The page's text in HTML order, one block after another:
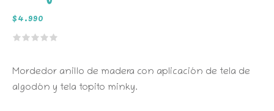
$4.990
Mordedor anillo de madera con aplicación de tela de
algodón y tela topito minky.